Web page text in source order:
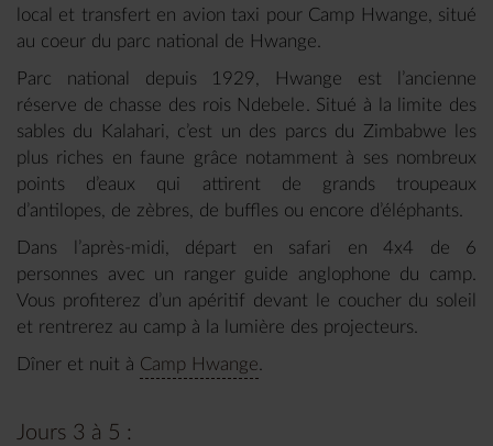
local et transfert en avion taxi pour Camp Hwange, situé
au coeur du parc national de Hwange.
Parc national depuis 1929, Hwange est l’ancienne
réserve de chasse des rois Ndebele. Situé à la limite des
sables du Kalahari, c’est un des parcs du Zimbabwe les
plus riches en faune grâce notamment à ses nombreux
points d’eaux qui attirent de grands troupeaux
d’antilopes, de zèbres, de buffles ou encore d’éléphants.
Dans l’après-midi, départ en safari en 4x4 de 6
personnes avec un ranger guide anglophone du camp.
Vous profiterez d’un apéritif devant le coucher du soleil
et rentrerez au camp à la lumière des projecteurs.
Dîner et nuit à Camp Hwange
Jours 3 à 5 :